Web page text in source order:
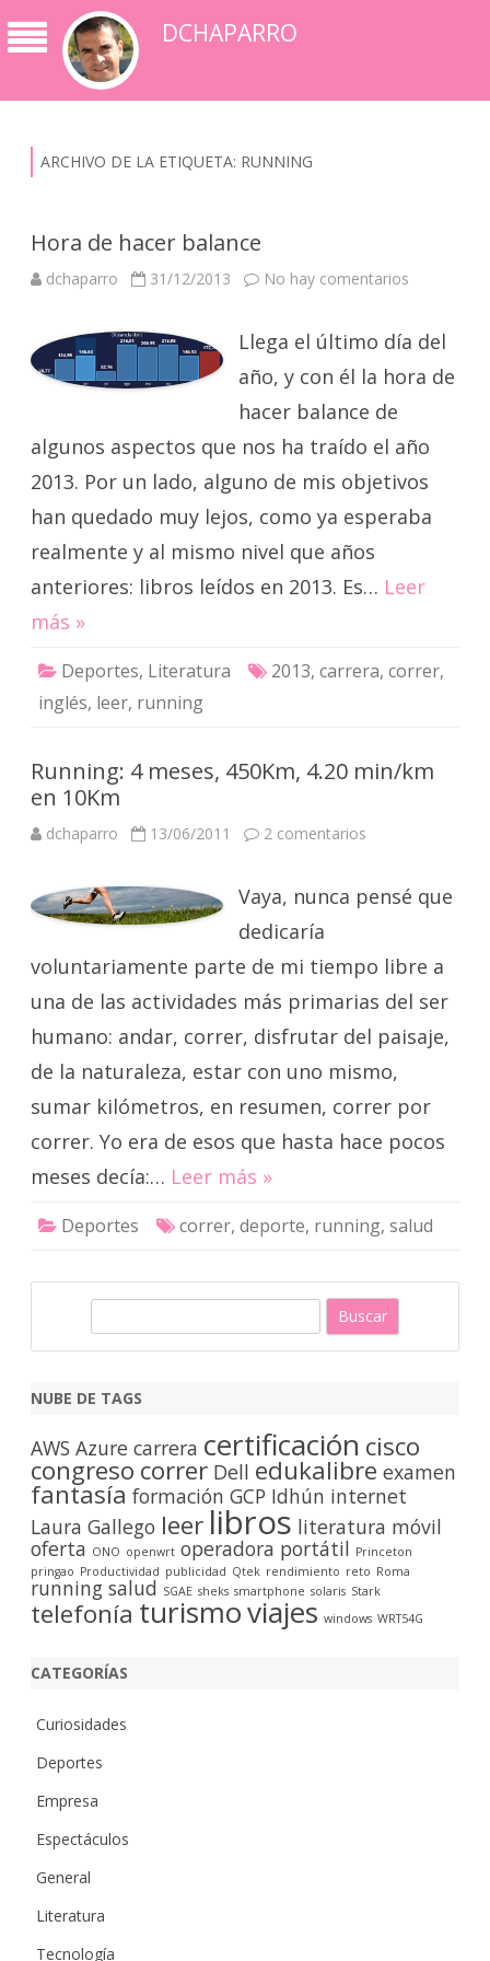
DCHAPARRO
ARCHIVO DE LA ETIQUETA: RUNNING
Hora de hacer balance
dchaparro 31/12/2013 No hay comentarios
balance
Llega el último día del
año, y con él la hora de
hacer balance de
algunos aspectos que nos ha traído el año
2013. Por un lado, alguno de mis objetivos
han quedado muy lejos, como ya esperaba
realmente y al mismo nivel que años
anteriores: libros leídos en 2013. Es… Leer
más »
Deportes, Literatura 2013, carrera, correr,
inglés, leer, running
Running: 4 meses, 450Km, 4.20 min/km
en 10Km
dchaparro 13/06/2011 2 comentarios
450Km,
4.20
10Km
Vaya, nunca pensé que
dedicaría
voluntariamente parte de mi tiempo libre a
una de las actividades más primarias del ser
humano: andar, correr, disfrutar del paisaje,
de la naturaleza, estar con uno mismo,
sumar kilómetros, en resumen, correr por
correr. Yo era de esos que hasta hace pocos
meses decía:… Leer más »
Deportes correr, deporte, running, salud
c
r
NUBE DE TAGS
AWS Azure carrera certificación cisco
congreso correr Dell edukalibre examen
fantasía formación GCP Idhún internet
Laura Gallego leer libros literatura móvil
oferta ONO openwrt operadora portátil Princeton
pringao Productividad publicidad Qtek rendimiento reto Roma
running salud SGAE sheks smartphone solaris Stark
telefonía turismoviajes windows WRT54G
CATEGORÍAS
Curiosidades
Deportes
Empresa
Espectáculos
General
Literatura
Tecnología